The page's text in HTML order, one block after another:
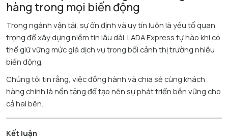
hàng trong mọi biến động
Trong ngành vận tải, sự ổn định và uy tín luôn là yếu tố quan
trọng để xây dựng niềm tin lâu dài. LADA Express tự hào khi có
thể giữ vững mức giá dịch vụ trong bối cảnh thị trường nhiều
biến động.
Chúng tôi tin rằng, việc đồng hành và chia sẻ cùng khách
hàng chính là nền tảng để tạo nên sự phát triển bền vững cho
cả hai bên.
Kết luận